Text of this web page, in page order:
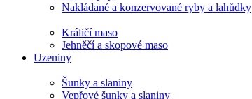
Nakládané a konzervované ryby a lahůdky
Králičí maso
Jehněčí a skopové maso
Uzeniny
Šunky a slaniny
Vepřové šunky a slaniny